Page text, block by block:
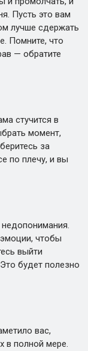
Пусть это вам
лучше сдержать
Помните, что
— обратите
стучится в
момент,
за
по плечу, и вы
чтобы
выйти
будет полезно
вас,
в полной мере.